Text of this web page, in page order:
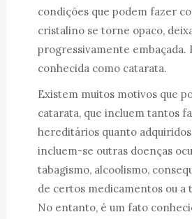
condições que podem fazer
cristalino se torne opaco,
progressivamente embaçada.
conhecida como catarata.
Existem muitos motivos que
catarata, que incluem tantos
hereditários quanto
incluem-se outras doenças
tabagismo, alcoolismo,
de certos medicamentos ou a
No entanto, é um fato